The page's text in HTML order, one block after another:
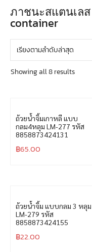
ภาชนะสแตนเลส
container
Showing all 8 results
ถ้วยน้ำจิ้มเกาหลี แบบ
กลม4หลุม LM-277 รหัส
8858873424131
฿65.00
ถ้วยน้ำจิ้ม แบบกลม 3 หลุม
LM-279 รหัส
8858873424155
฿22.00